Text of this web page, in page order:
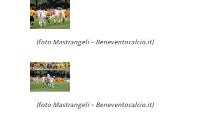
(foto Mastrangeli – Beneventocalcio.it)
(foto Mastrangeli – Beneventocalcio.it)